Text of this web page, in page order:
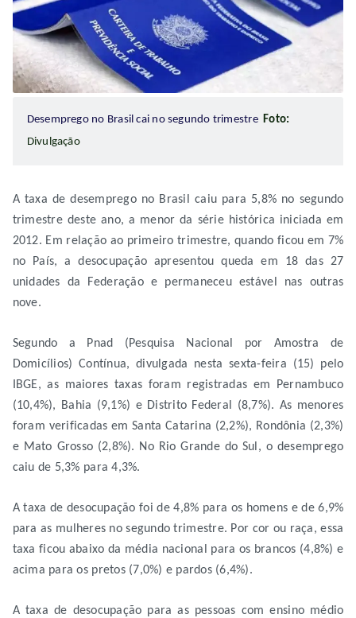
Desemprego no Brasil cai no segundo trimestre Foto:
Divulgação
A taxa de desemprego no Brasil caiu para 5,8% no segundo
trimestre deste ano, a menor da série histórica iniciada em
2012. Em relação ao primeiro trimestre, quando ficou em 7%
no País, a desocupação apresentou queda em 18 das 27
unidades da Federação e permaneceu estável nas outras
nove.
Segundo a Pnad (Pesquisa Nacional por Amostra de
Domicílios) Contínua, divulgada nesta sexta-feira (15) pelo
IBGE, as maiores taxas foram registradas em Pernambuco
(10,4%), Bahia (9,1%) e Distrito Federal (8,7%). As menores
foram verificadas em Santa Catarina (2,2%), Rondônia (2,3%)
e Mato Grosso (2,8%). No Rio Grande do Sul, o desemprego
caiu de 5,3% para 4,3%.
A taxa de desocupação foi de 4,8% para os homens e de 6,9%
para as mulheres no segundo trimestre. Por cor ou raça, essa
taxa ficou abaixo da média nacional para os brancos (4,8%) e
acima para os pretos (7,0%) e pardos (6,4%).
A taxa de desocupação para as pessoas com ensino médio